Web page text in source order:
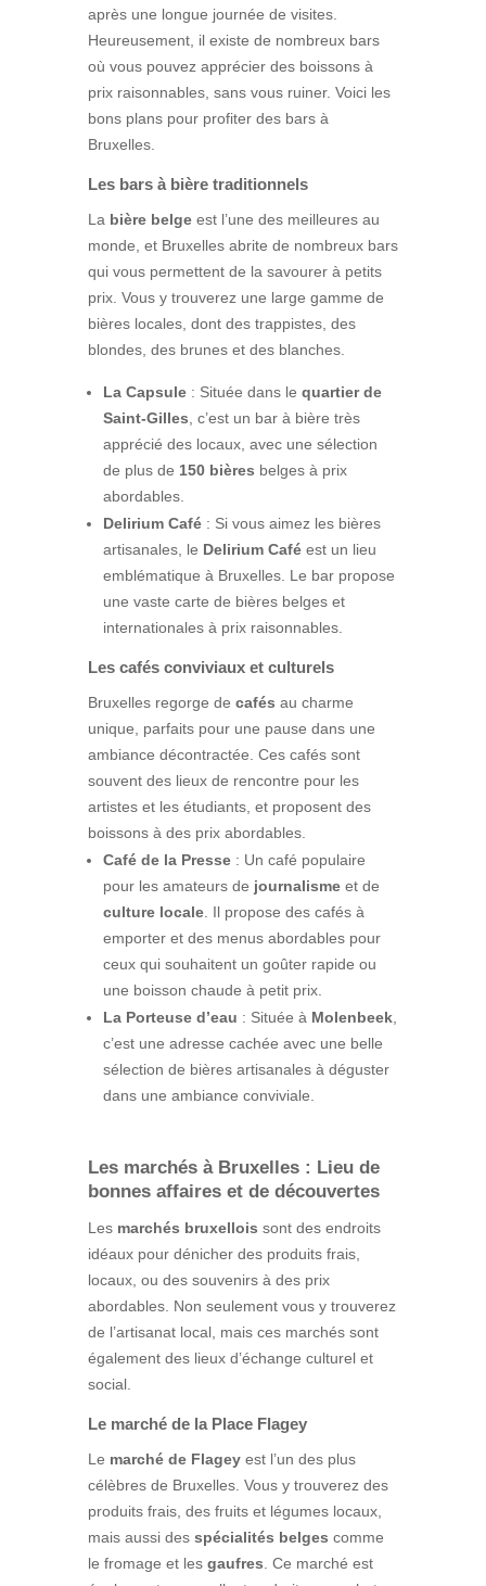
après une longue journée de visites.
Heureusement, il existe de nombreux bars
où vous pouvez apprécier des boissons à
prix raisonnables, sans vous ruiner. Voici les
bons plans pour profiter des bars à
Bruxelles.
Les bars à bière traditionnels
La bière belgeest l’une des meilleures au
monde, et Bruxelles abrite de nombreux bars
qui vous permettent de la savourer à petits
prix. Vous y trouverez une large gamme de
bières locales, dont des trappistes, des
blondes, des brunes et des blanches.
La Capsule: Située dans le quartier de
Saint-Gilles , c’est un bar à bière très
apprécié des locaux, avec une sélection
de plus de 150 bières belges à prix
abordables.
Delirium Café: Si vous aimez les bières
artisanales, le Delirium Caféest un lieu
emblématique à Bruxelles. Le bar propose
une vaste carte de bières belges et
internationales à prix raisonnables.
Les cafés conviviaux et culturels
Bruxelles regorge de cafés au charme
unique, parfaits pour une pause dans une
ambiance décontractée. Ces cafés sont
souvent des lieux de rencontre pour les
artistes et les étudiants, et proposent des
boissons à des prix abordables.
Café de la Presse: Un café populaire
pour les amateurs de journalismeet de
culture locale. Il propose des cafés à
emporter et des menus abordables pour
ceux qui souhaitent un goûter rapide ou
une boisson chaude à petit prix.
La Porteuse d’eau : Située à Molenbeek,
c’est une adresse cachée avec une belle
sélection de bières artisanales à déguster
dans une ambiance conviviale.
Les marchés à Bruxelles : Lieu de
bonnes affaires et de découvertes
Les marchés bruxellois sont des endroits
idéaux pour dénicher des produits frais,
locaux, ou des souvenirs à des prix
abordables. Non seulement vous y trouverez
de l’artisanat local, mais ces marchés sont
également des lieux d’échange culturel et
social.
Le marché de la Place Flagey
Le marché de Flageyest l’un des plus
célèbres de Bruxelles. Vous y trouverez des
produits frais, des fruits et légumes locaux,
mais aussi des spécialités belges comme
le fromage et les gaufres . Ce marché est